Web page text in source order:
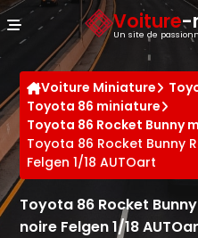
Voiture-
Un site de
Voiture Miniature
Toyota 86 miniature
Toyota 86 Rocket Bunny
Toyota 86 Rocket Bunny
Felgen 1/18 AUTOart
Toyota 86 Rocket
noire Felgen 1/18
Panneau de gestion des cookies